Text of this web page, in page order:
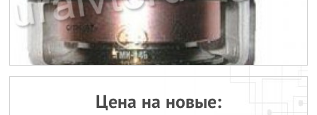
Цена на новые: